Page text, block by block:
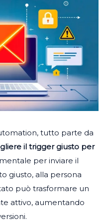
tutto parte da
il trigger giusto per
per inviare il
giusto, alla persona
può trasformare un
attivo, aumentando